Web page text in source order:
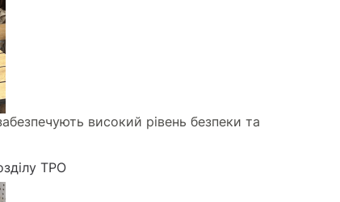
високий рівень безпеки та
ТРО